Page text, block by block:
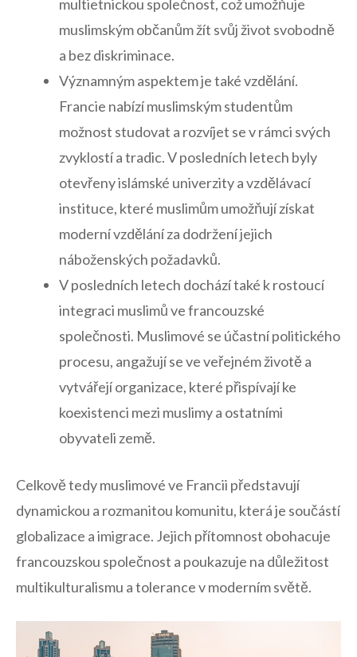
multietnickou ‍společnost, což‌ umožňuje
muslimským občanům žít svůj život svobodně
a bez diskriminace.
Významným aspektem je také vzdělání.
‍Francie nabízí muslimským studentům
možnost⁢ studovat a ⁣rozvíjet se ‌v rámci svých
zvyklostí a tradic. ‍V​ posledních letech byly
otevřeny islámské univerzity a vzdělávací
⁤instituce, které muslimům umožňují získat
moderní vzdělání⁤ za dodržení ⁤jejich
náboženských požadavků.
V posledních letech ​dochází také k​ rostoucí
integraci muslimů ve francouzské
společnosti. Muslimové se účastní politického
procesu,​ angažují se ve veřejném životě a
vytvářejí ⁤organizace, které ⁤přispívají ke ​
koexistenci mezi muslimy a ostatními
obyvateli země.
Celkově tedy muslimové ve ⁣Francii představují
dynamickou a rozmanitou komunitu, která je součástí
⁣globalizace a imigrace. Jejich​ přítomnost obohacuje
francouzskou společnost a ⁤poukazuje na důležitost
multikulturalismu a tolerance v moderním světě.